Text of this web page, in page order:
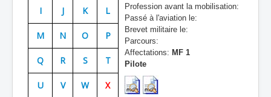
Personnels
Doctrines
Batailles
Les As
I J K L
M N O P
Q R S T
U V W X
Profession avant la mobilisation:
Passé à l'aviation le:
Brevet militaire le:
Parcours:
Affectations: MF 1
Pilote